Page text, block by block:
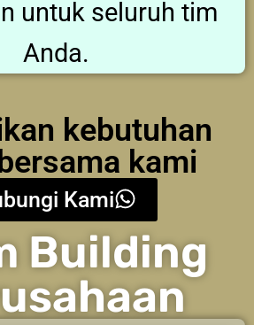
untuk seluruh tim
Anda.
kebutuhan
kami
Kami
Building